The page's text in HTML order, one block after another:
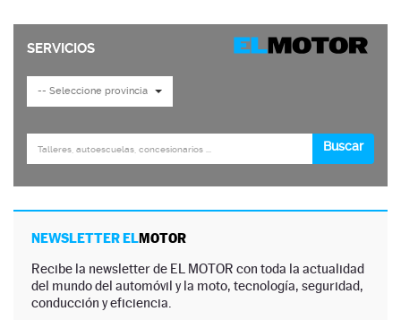
NEWSLETTER ELMOTOR
Recibe la newsletter de EL MOTOR con toda la actualidad
del mundo del automóvil y la moto, tecnología, seguridad,
conducción y eficiencia.